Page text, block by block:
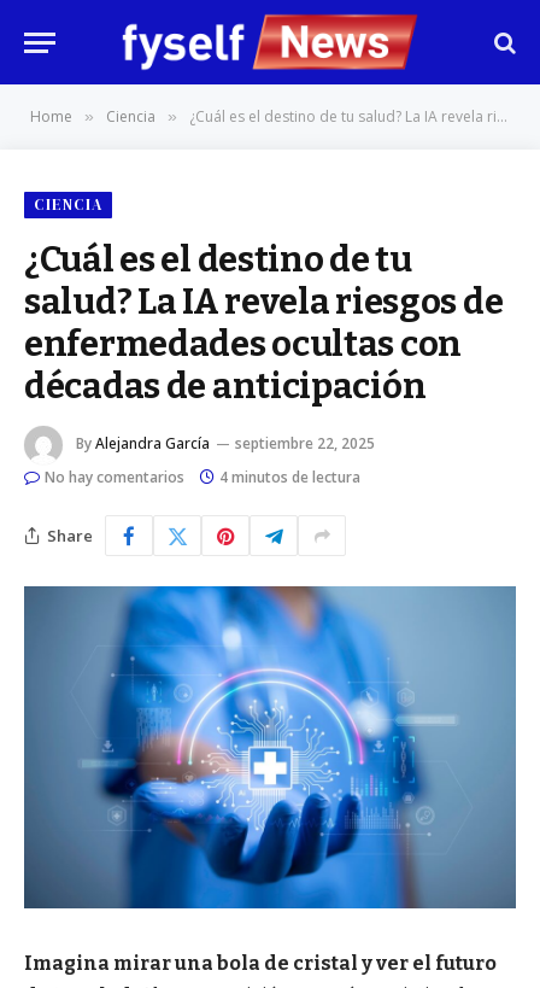
Home » Ciencia » ¿Cuál es el destino de tu salud? La IA revela riesgos de enfermedades ocultas con décadas de anticipación
CIENCIA
¿Cuál es el destino de tu
salud? La IA revela riesgos de
enfermedades ocultas con
décadas de anticipación
ByAlejandra García
septiembre 22, 2025
No hay comentarios
4 minutos de lectura
Share
Imagina mirar una bola de cristal y ver el futuro